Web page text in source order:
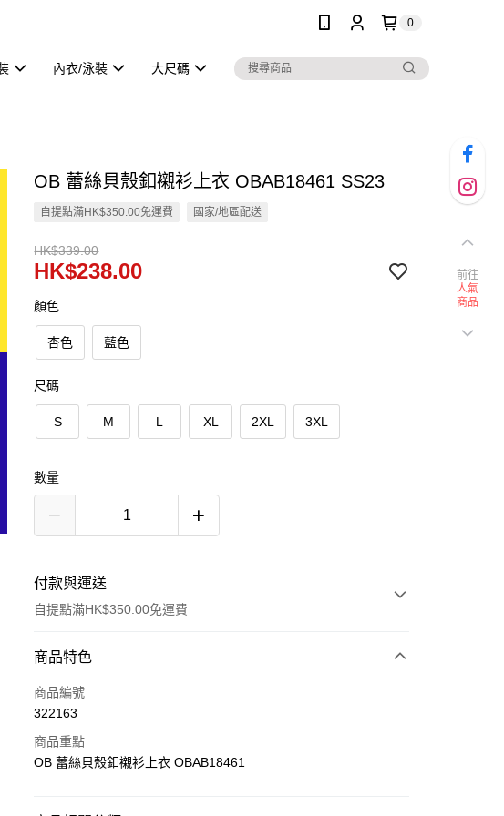
0
內衣/泳裝 大尺碼
OB 蕾絲貝殼釦襯衫上衣 OBAB18461 SS23
自提點滿HK$350.00免運費 國家/地區配送
HK$339.00
HK$238.00
顏色
杏色 藍色
尺碼
S M L XL 2XL 3XL
數量
付款與運送
自提點滿HK$350.00免運費
付款方式
信用卡
AlipayHK
商品特色
商品編號
322163
商品重點
OB 蕾絲貝殼釦襯衫上衣 OBAB18461
前往
人氣
商品